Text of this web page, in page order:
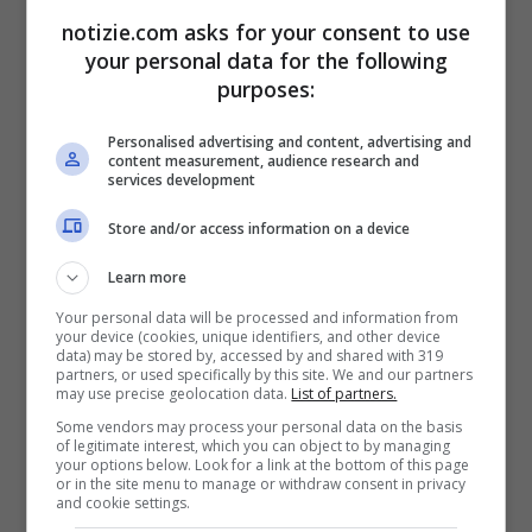
Gli agenti stavano ancora interrogando la
madre sui possibili luoghi in cui si
trovavano gli adolescenti quando hanno
ricevuto segnalazioni di una sparatoria
presso la più grande moschea della contea
di San Diego.
All’arrivo della polizia, sono risuonati colpi
d’arma da fuoco a pochi isolati di distanza,
dove un giardiniere era stato colpito ma
era rimasto illeso. Gli attentatori sono poi
stati trovati morti in un veicolo fermo in
mezzo a una strada vicina. Prima di ieri
notizie.com asks for your consent to use
your personal data for the following
purposes:
Personalised advertising and content, advertising and
content measurement, audience research and
services development
Store and/or access information on a device
Learn more
Your personal data will be processed and information from
your device (cookies, unique identifiers, and other device
data) may be stored by, accessed by and shared with 319
partners, or used specifically by this site. We and our partners
may use precise geolocation data. List of partners.
Some vendors may process your personal data on the basis
of legitimate interest, which you can object to by managing
your options below. Look for a link at the bottom of this page
or in the site menu to manage or withdraw consent in privacy
and cookie settings.